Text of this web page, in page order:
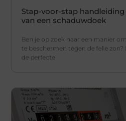
Stap-voor-stap
van een schaduwdoek
Ben je op zoek naar een manier
te beschermen tegen de felle
de perfecte